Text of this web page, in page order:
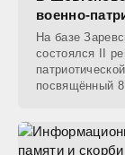
военно-
На базе
состоялся II
посвящённый